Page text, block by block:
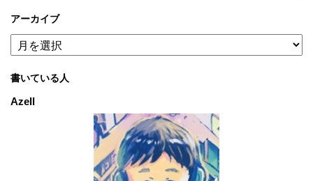
アーカイブ
ア
ー
カ
イ
ブ
書いている人
Azell